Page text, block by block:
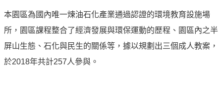
中
油
牌
精
本園區為國內唯一煉油石化產業通過認證的環境教育設施場
所，園區課程整合了經濟發展與環保運動的歷程、園區內之半
屏山生態、石化與民生的關係等，據以規劃出三個成人教案，
於2018年共計257人參與。